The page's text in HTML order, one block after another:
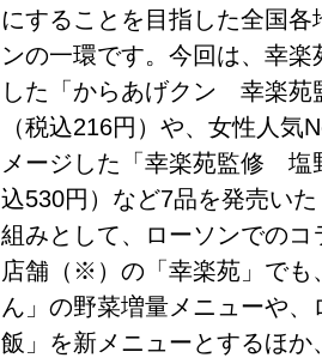
にすることを目指した全国
ンの一環です。今回は、幸
した「からあげクン 幸楽苑
（税込216円）や、女性人
メージした「幸楽苑監修 塩
込530円）など7品を発売い
組みとして、ローソンでの
店舗（※）の「幸楽苑」でも
ん」の野菜増量メニューや
飯」を新メニューとするほ